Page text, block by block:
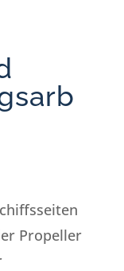
Propeller